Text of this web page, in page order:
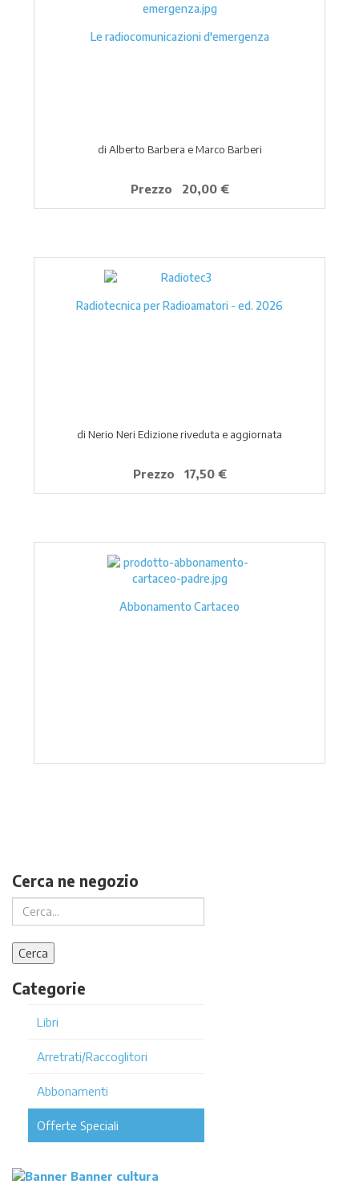
Le radiocomunicazioni d'emergenza
di Alberto Barbera e Marco Barberi
Prezzo 20,00 €
Radiotecnica per Radioamatori - ed. 2026
di Nerio Neri Edizione riveduta e aggiornata
Prezzo 17,50 €
Abbonamento Cartaceo
Cerca ne negozio
Categorie
Libri
Arretrati/Raccoglitori
Abbonamenti
Offerte Speciali